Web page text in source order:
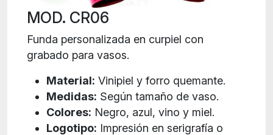
MOD. CR06
Funda personalizada en curpiel con
grabado para vasos.
Material: Vinipiel y forro quemante.
Medidas: Según tamaño de vaso.
Colores: Negro, azul, vino y miel.
Logotipo: Impresión en serigrafía o